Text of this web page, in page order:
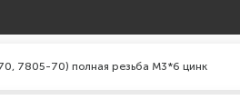
7805-70) полная резьба М3*6 цинк